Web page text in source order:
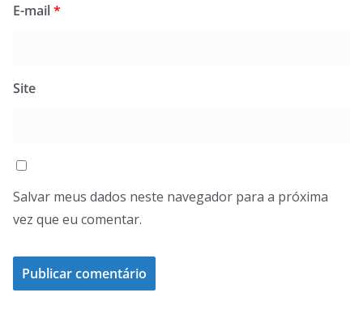
E-mail*
Site
Salvar meus dados neste navegador para a próxima
vez que eu comentar.